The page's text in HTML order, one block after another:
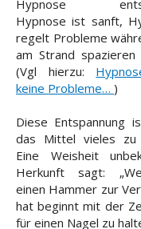
Hypnose
Hypnose ist sanft,
regelt Probleme
am Strand spazieren
(Vgl hierzu:
keine Probleme… )
Diese Entspannung
das Mittel vieles zu
Eine Weisheit
Herkunft sagt:
einen Hammer zur
hat beginnt mit der
für einen Nagel zu